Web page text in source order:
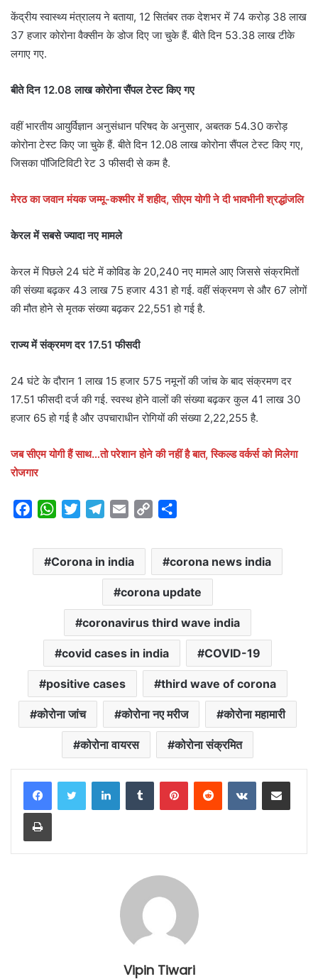
केंद्रीय स्वास्थ्य मंत्रालय ने बताया, 12 सितंबर तक देशभर में 74 करोड़ 38 लाख
37 हजार कोरोना वैक्सीन के डोज दिए जा चुके हैं. बीते दिन 53.38 लाख टीके
लगाए गए.
बीते दिन 12.08 लाख कोरोना सैंपल टेस्ट किए गए
वहीं भारतीय आयुर्विज्ञान अनुसंधान परिषद के अनुसार, अबतक 54.30 करोड़
कोरोना टेस्ट किए जा चुके हैं. बीते दिन 12.08 लाख कोरोना सैंपल टेस्ट किए गए,
जिसका पॉजिटिविटी रेट 3 फीसदी से कम है.
मेरठ का जवान मंयक जम्मू-कश्मीर में शहीद, सीएम योगी ने दी भावभीनी श्रद्धांजलि
केरल में सबसे ज्यादा नए मामले
केरल में पिछले 24 घंटे में कोविड के 20,240 नए मामले आए जिससे संक्रमितों
की संख्या बढ़कर 43 लाख 75 हजार 431 हो गई. वहीं संक्रमण से और 67 लोगों
की मौत होने से मृतक संख्या बढ़कर 22,551 हो गई है.
राज्य में संक्रमण दर 17.51 फीसदी
24 घंटे के दौरान 1 लाख 15 हजार 575 नमूनों की जांच के बाद संक्रमण दर
17.51 फीसदी दर्ज की गई. स्वस्थ होने वालों की संख्या बढ़कर कुल 41 लाख 30
हजार 65 हो गई है और उपचाराधीन रोगियों की संख्या 2,22,255 है.
जब सीएम योगी हैं साथ…तो परेशान होने की नहीं है बात, स्किल्ड वर्कर्स को मिलेगा
रोजगार
c
W
a
t
p
i
t
r
l
e
g
r
a
m
a
i
l
p
L
i
n
k
a
r
e
Corona in india corona news india
corona update
coronavirus third wave india
covid cases in india COVID-19
positive cases third wave of corona
कोरोना जांच कोरोना नए मरीज कोरोना महामारी
कोरोना वायरस कोरोना संक्रमित
LinkedInTumblr PinterestReddit VKontakteShare via Email
Print
Vipin Tiwari